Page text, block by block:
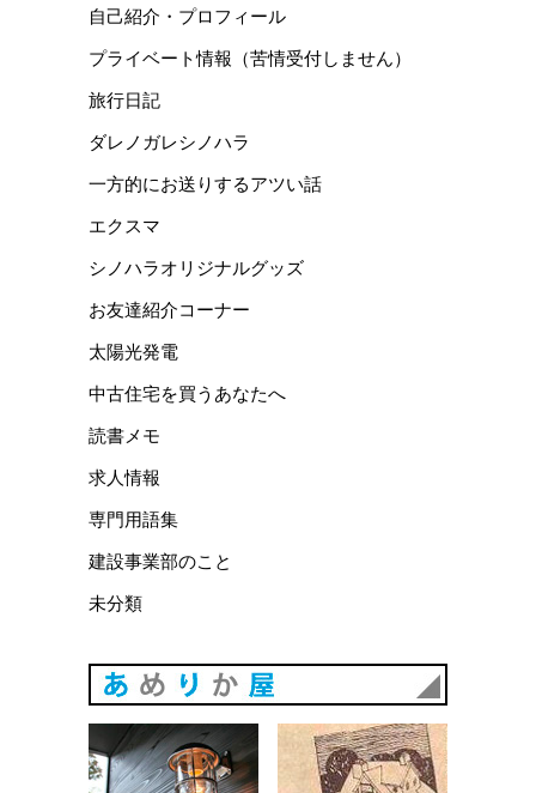
自己紹介・プロフィール
プライベート情報（苦情受付しません）
旅行日記
ダレノガレシノハラ
一方的にお送りするアツい話
エクスマ
シノハラオリジナルグッズ
お友達紹介コーナー
太陽光発電
中古住宅を買うあなたへ
読書メモ
求人情報
専門用語集
建設事業部のこと
未分類
あめりか屋WEBサイト